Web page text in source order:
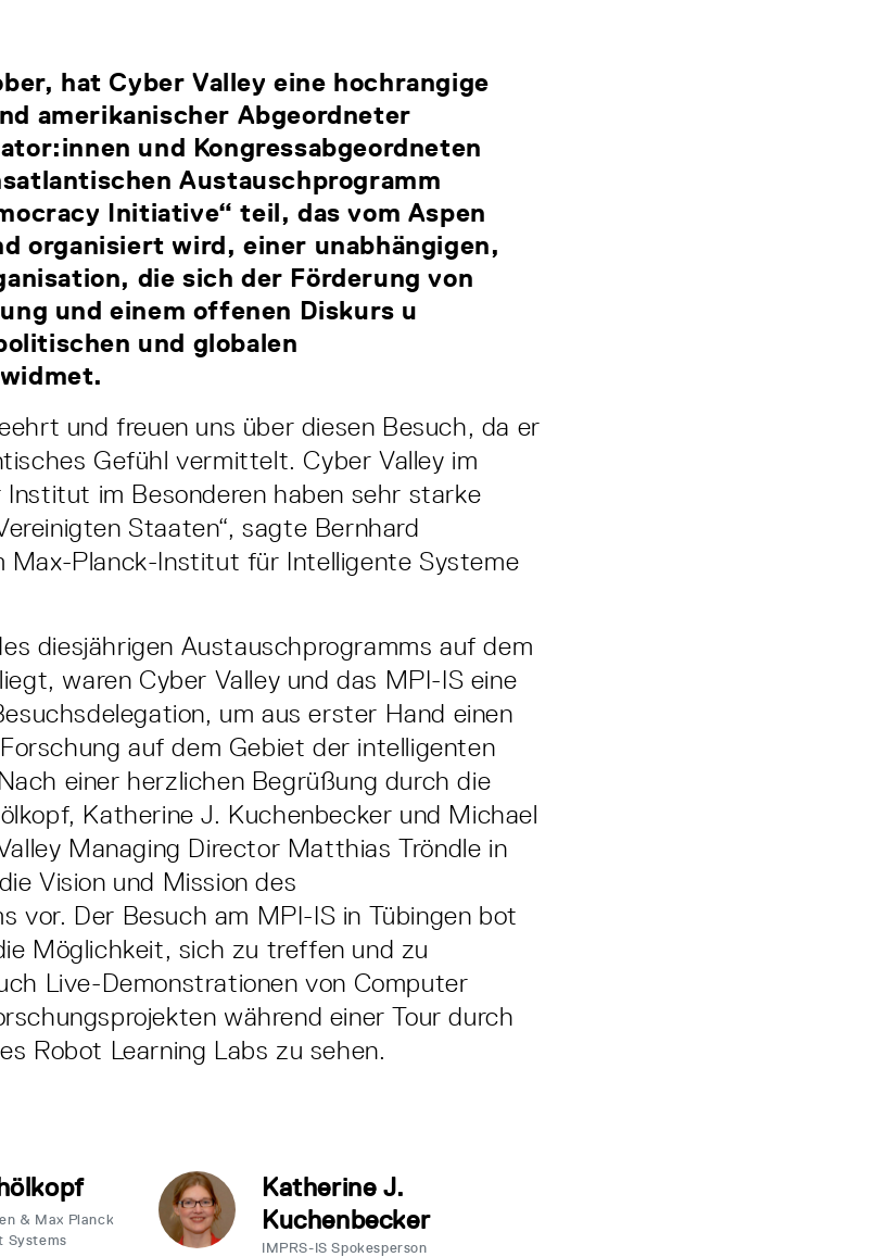
hat Cyber Valley eine hochrangige
amerikanischer Abgeordneter
und Kongressabgeordneten
Austauschprogramm
Initiative“ teil, das vom Aspen
organisiert wird, einer unabhängigen,
die sich der Förderung von
und einem offenen Diskurs u
und globalen
und freuen uns über diesen Besuch, da er
Gefühl vermittelt. Cyber Valley im
Institut im Besonderen haben sehr starke
Staaten“, sagte Bernhard
Max-Planck-Institut für Intelligente Systeme
diesjährigen Austauschprogramms auf dem
waren Cyber Valley und das MPI-IS eine
um aus erster Hand einen
auf dem Gebiet der intelligenten
einer herzlichen Begrüßung durch die
Katherine J. Kuchenbecker und Michael
Managing Director Matthias Tröndle in
Vision und Mission des
vor. Der Besuch am MPI-IS in Tübingen bot
Möglichkeit, sich zu treffen und zu
Live-Demonstrationen von Computer
während einer Tour durch
Robot Learning Labs zu sehen.
& Max Planck
Systems
Katherine J.
Kuchenbecker
IMPRS-IS Spokesperson